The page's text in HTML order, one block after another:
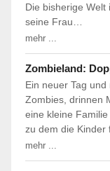
Die bisherige Welt
seine Frau…
mehr ...
Zombieland:
Ein neuer Tag
Zombies, drinnen
eine kleine
zu dem die Kinder
mehr ...